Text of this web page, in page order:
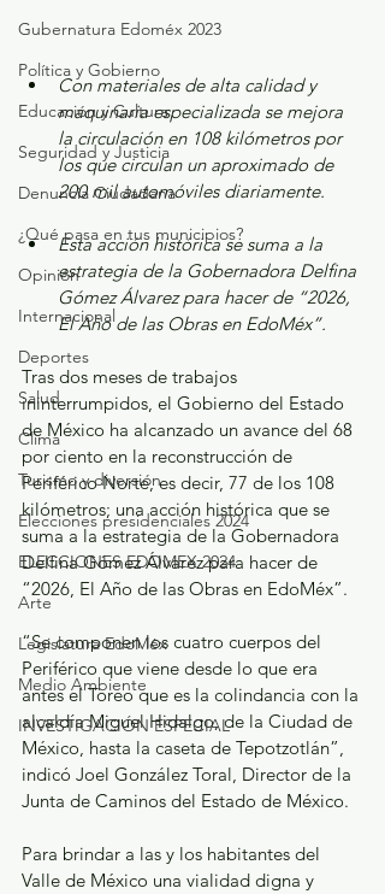
Gubernatura Edoméx 2023
Política y Gobierno
Educación y Cultura
Seguridad y Justicia
Denuncia Ciudadana
¿Qué pasa en tus municipios?
Opinión
Internacional
Deportes
Salud
Clima
Turismo y diversión
Elecciones presidenciales 2024
ELECCIONES EDOMEX 2024
Arte
Legislatura EdoMéx
Medio Ambiente
INVESTIGACIÓN ESPECIAL
Con materiales de alta calidad y
maquinaria especializada se mejora
la circulación en 108 kilómetros por
los que circulan un aproximado de
200 mil automóviles diariamente.
Esta acción histórica se suma a la
estrategia de la Gobernadora Delfina
Gómez Álvarez para hacer de “2026,
El Año de las Obras en EdoMéx”.
Tras dos meses de trabajos
ininterrumpidos, el Gobierno del Estado
de México ha alcanzado un avance del 68
por ciento en la reconstrucción de
Periférico Norte, es decir, 77 de los 108
kilómetros; una acción histórica que se
suma a la estrategia de la Gobernadora
Delfina Gómez Álvarez para hacer de
“2026, El Año de las Obras en EdoMéx”.
“Se componen los cuatro cuerpos del
Periférico que viene desde lo que era
antes el Toreo que es la colindancia con la
alcaldía Miguel Hidalgo, de la Ciudad de
México, hasta la caseta de Tepotzotlán”,
indicó Joel González Toral, Director de la
Junta de Caminos del Estado de México.
Para brindar a las y los habitantes del
Valle de México una vialidad digna y